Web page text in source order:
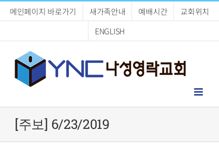
메인페이지 바로가기 새가족안내 예배시간
교회위치
ENGLISH
[주보] 6/23/2019